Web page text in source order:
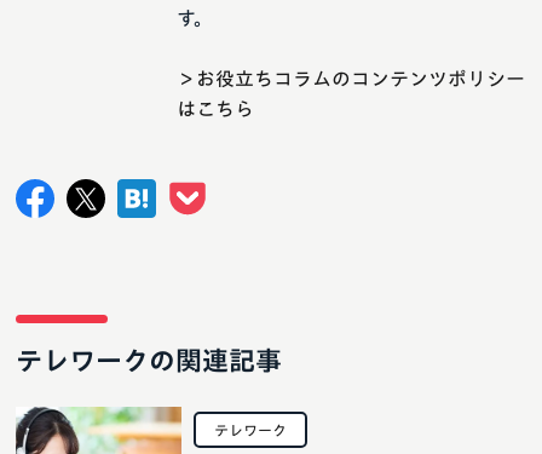
す。
＞お役立ちコラムのコンテンツポリシー
はこちら
テレワークの関連記事
テレワーク